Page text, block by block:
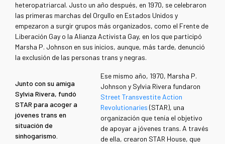
heteropatriarcal. Justo un año después, en 1970, se celebraron
las primeras marchas del Orgullo en Estados Unidos y
empezaron a surgir grupos más organizados, como el Frente de
Liberación Gay o la Alianza Activista Gay, en los que participó
Marsha P. Johnson en sus inicios, aunque, más tarde, denunció
la exclusión de las personas trans y negras.
Junto con su amiga
Sylvia Rivera, fundó
STAR para acoger a
jóvenes trans en
situación de
sinhogarismo.
Ese mismo año, 1970, Marsha P.
Johnson y Sylvia Rivera fundaron
Street Transvestite Action
Revolutionaries (STAR), una
organización que tenía el objetivo
de apoyar a jóvenes trans. A través
de ella, crearon STAR House, que